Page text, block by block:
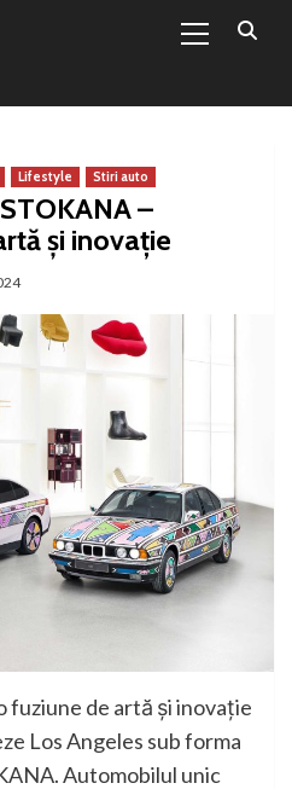
Menu
Lifestyle Stiri auto
–
şi inovaţie
fuziune de artă şi inovaţie
Los Angeles sub forma
Automobilul unic